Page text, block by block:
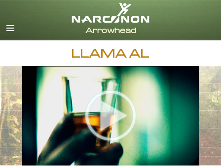
Alemán
Español
Hebreo
Húngaro
Japonés
Holandés
Noruego
LLAMA AL